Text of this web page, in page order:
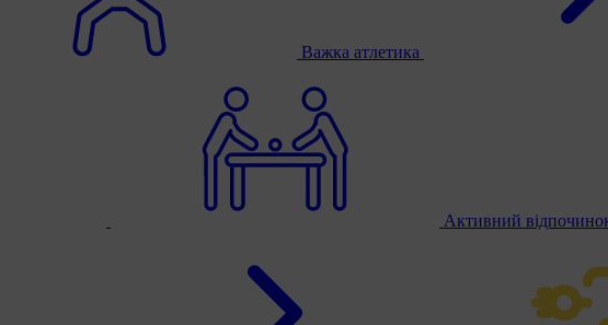
Важка атлетика
Активний